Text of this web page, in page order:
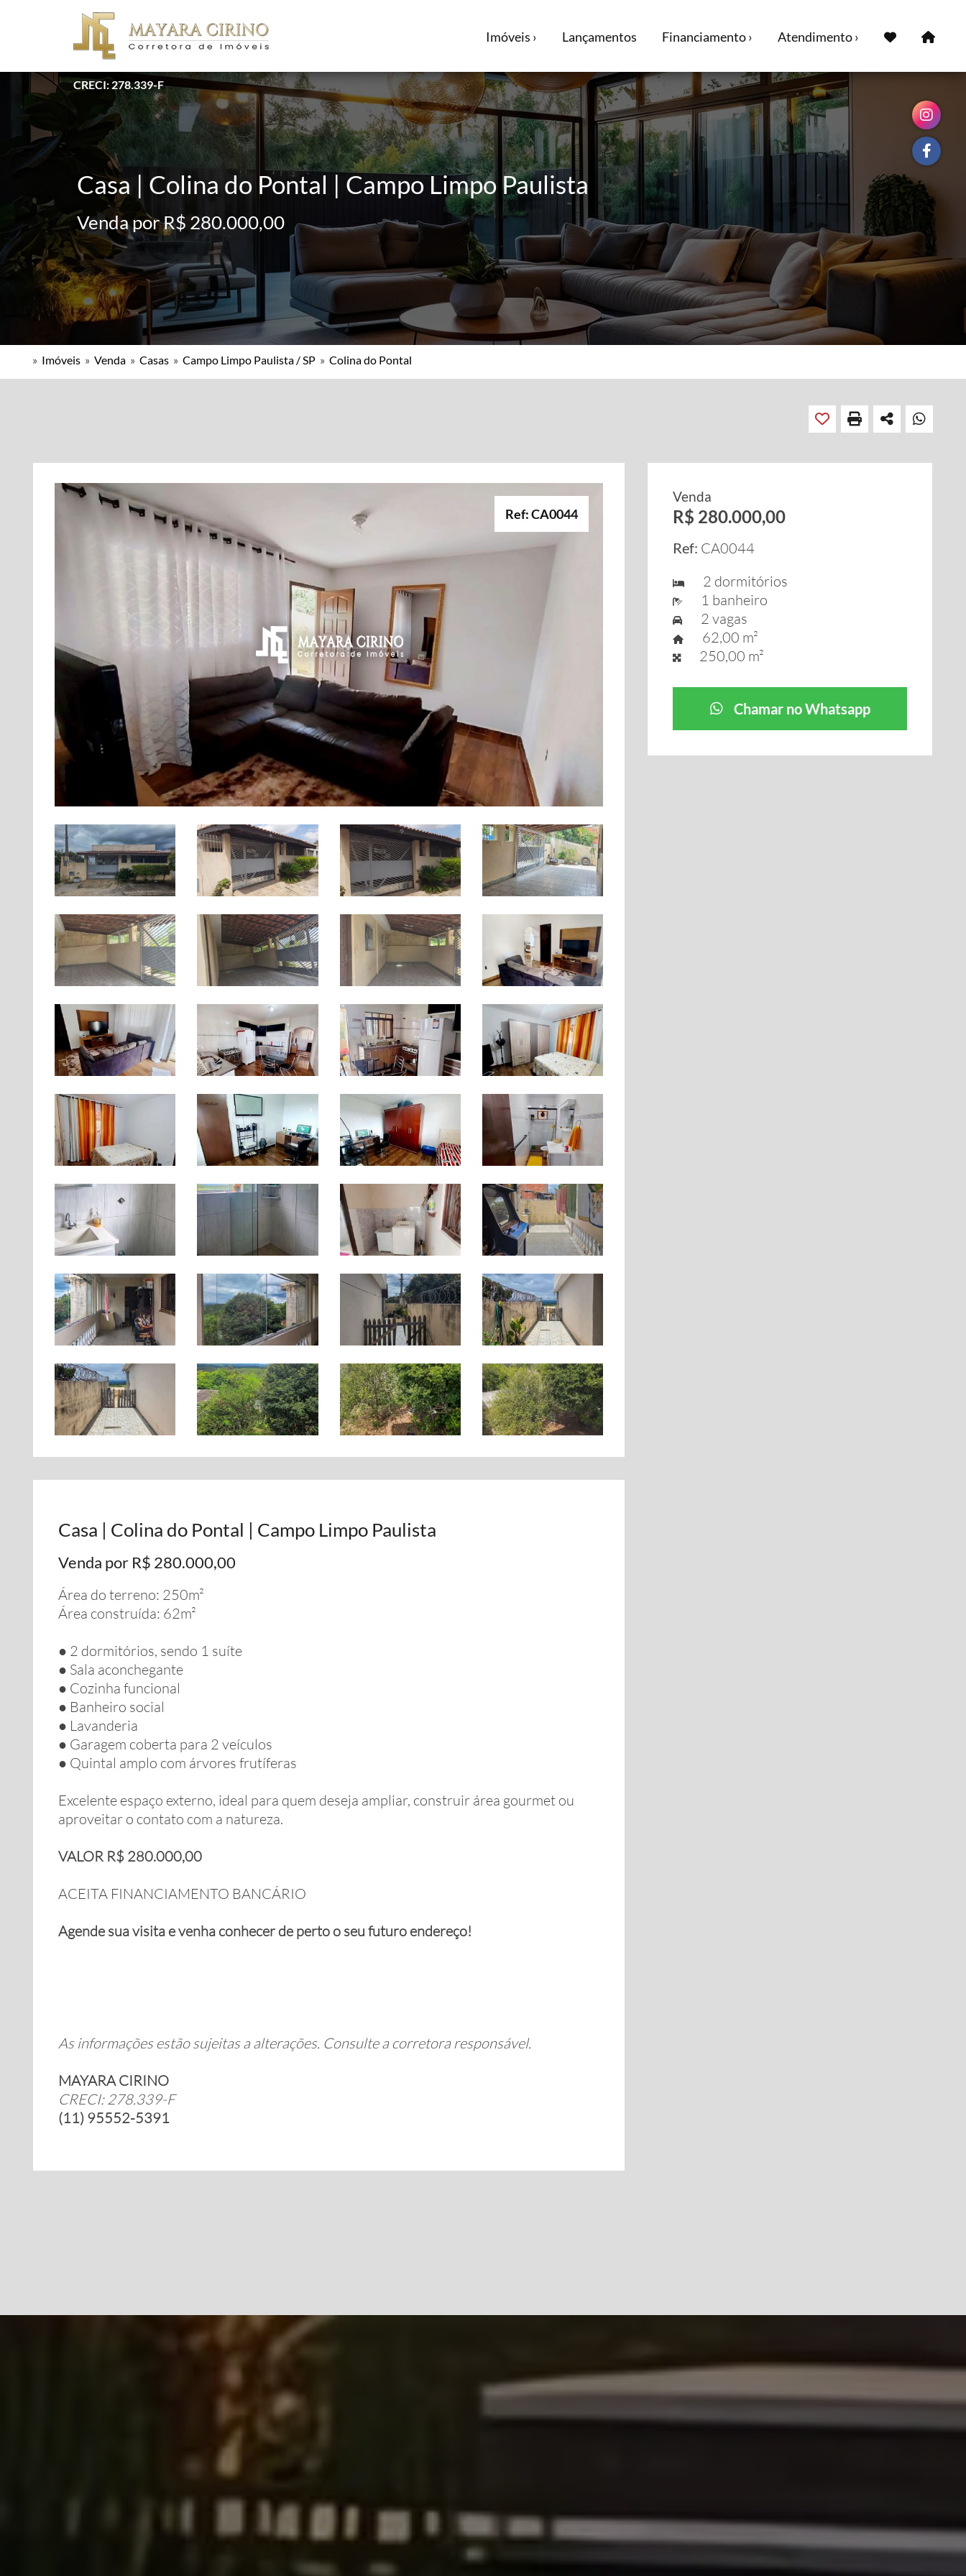
CRECI: 278.339-F
Imóveis › Lançamentos Financiamento › Atendimento ›
Casa | Colina do Pontal | Campo Limpo Paulista
Venda por R$ 280.000,00
» Imóveis » Venda » Casas » Campo Limpo Paulista / SP » Colina do Pontal
Ref: CA0044
Casa | Colina do Pontal | Campo Limpo Paulista
Venda por R$ 280.000,00
Área do terreno: 250m²
Área construída: 62m²
● 2 dormitórios, sendo 1 suíte
● Sala aconchegante
● Cozinha funcional
● Banheiro social
● Lavanderia
● Garagem coberta para 2 veículos
● Quintal amplo com árvores frutíferas
Excelente espaço externo, ideal para quem deseja ampliar, construir área gourmet ou
aproveitar o contato com a natureza.
VALOR R$ 280.000,00
ACEITA FINANCIAMENTO BANCÁRIO
Agende sua visita e venha conhecer de perto o seu futuro endereço!
As informações estão sujeitas a alterações. Consulte a corretora responsável.
MAYARA CIRINO
CRECI: 278.339-F
(11) 95552-5391
Venda
R$ 280.000,00
Ref: CA0044
2 dormitórios
1 banheiro
2 vagas
62,00 m²
250,00 m²
Chamar no Whatsapp